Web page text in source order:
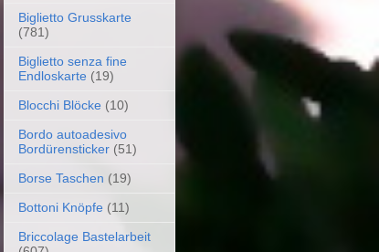
Biglietto Grusskarte
(781)
Biglietto senza fine
Endloskarte (19)
Blocchi Blöcke (10)
Bordo autoadesivo
Bordürensticker (51)
Borse Taschen (19)
Bottoni Knöpfe (11)
Briccolage Bastelarbeit